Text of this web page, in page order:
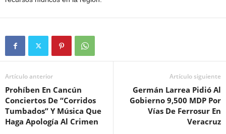
Artículo anterior
Prohíben En Cancún
Conciertos De “Corridos
Tumbados” Y Música Que
Haga Apología Al Crimen
Artículo siguiente
Germán Larrea Pidió Al
Gobierno 9,500 MDP Por
Vías De Ferrosur En
Veracruz